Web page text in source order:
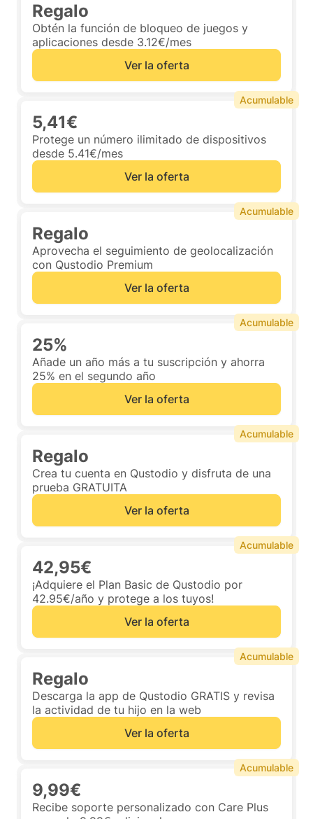
Regalo
Obtén la función de bloqueo de juegos y
aplicaciones desde 3.12€/mes
Ver la oferta
5,41€
Protege un número ilimitado de dispositivos
desde 5.41€/mes
Ver la oferta
Acumulable
Regalo
Aprovecha el seguimiento de geolocalización
con Qustodio Premium
Ver la oferta
Acumulable
25%
Añade un año más a tu suscripción y ahorra
25% en el segundo año
Ver la oferta
Acumulable
Regalo
Crea tu cuenta en Qustodio y disfruta de una
prueba GRATUITA
Ver la oferta
Acumulable
42,95€
¡Adquiere el Plan Basic de Qustodio por
42.95€/año y protege a los tuyos!
Ver la oferta
Acumulable
Regalo
Descarga la app de Qustodio GRATIS y revisa
la actividad de tu hijo en la web
Ver la oferta
Acumulable
9,99€
Recibe soporte personalizado con Care Plus
Acumulable